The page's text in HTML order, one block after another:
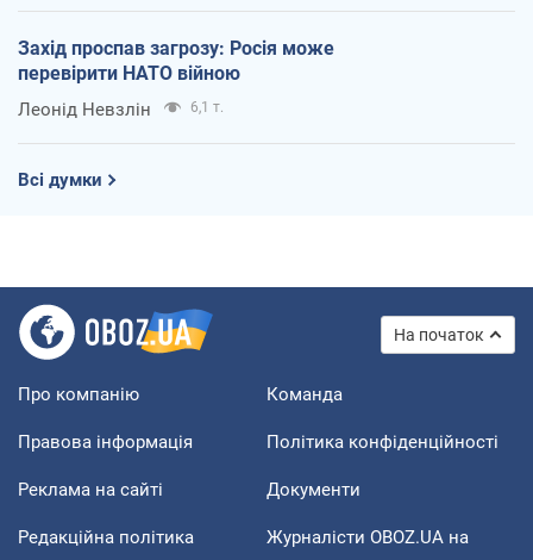
Захід проспав загрозу: Росія може
перевірити НАТО війною
Леонід Невзлін 6,1 т.
Всі думки
На початок
Про компанію Команда
Правова інформація Політика конфіденційності
Реклама на сайті Документи
Редакційна політика
Журналісти OBOZ.UA на